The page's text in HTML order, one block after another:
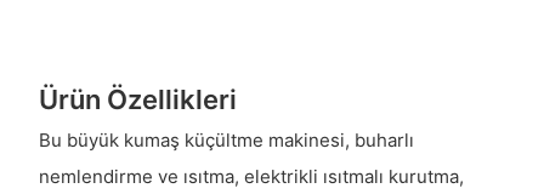
Ürün Özellikleri
Bu büyük kumaş küçültme makinesi, buharlı
nemlendirme ve ısıtma, elektrikli ısıtmalı kurutma,